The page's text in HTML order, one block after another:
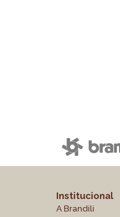
Institucional
A Brandili